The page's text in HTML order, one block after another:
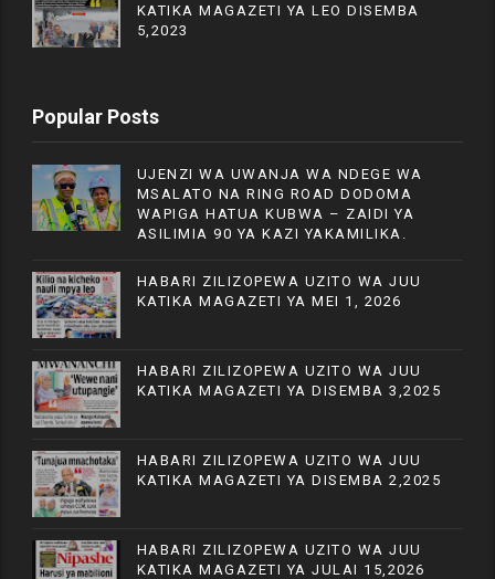
KATIKA MAGAZETI YA LEO DISEMBA
5,2023
Popular Posts
UJENZI WA UWANJA WA NDEGE WA
MSALATO NA RING ROAD DODOMA
WAPIGA HATUA KUBWA – ZAIDI YA
ASILIMIA 90 YA KAZI YAKAMILIKA.
HABARI ZILIZOPEWA UZITO WA JUU
KATIKA MAGAZETI YA MEI 1, 2026
HABARI ZILIZOPEWA UZITO WA JUU
KATIKA MAGAZETI YA DISEMBA 3,2025
HABARI ZILIZOPEWA UZITO WA JUU
KATIKA MAGAZETI YA DISEMBA 2,2025
HABARI ZILIZOPEWA UZITO WA JUU
KATIKA MAGAZETI YA JULAI 15,2026